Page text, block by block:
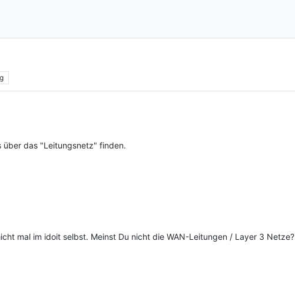
das "Leitungsnetz" finden.
mal im idoit selbst. Meinst Du nicht die WAN-Leitungen / Layer 3 Netze?